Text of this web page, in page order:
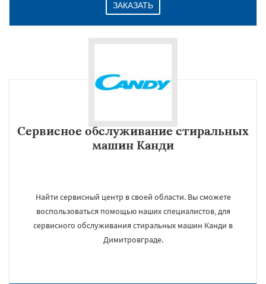
ЗАКАЗАТЬ
Сервисное обслуживание стиральных
машин Канди
Найти сервисный центр в своей области. Вы сможете
воспользоваться помощью наших специалистов, для
сервисного обслуживания стиральных машин Канди в
Димитровграде.